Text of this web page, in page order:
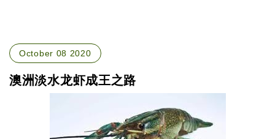
October 08 2020
澳洲淡水龙虾成王之路